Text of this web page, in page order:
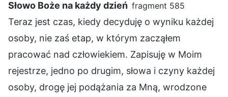
Słowo Boże na każdy dzień fragment 585
Teraz jest czas, kiedy decyduję o wyniku każdej
osoby, nie zaś etap, w którym zacząłem
pracować nad człowiekiem. Zapisuję w Moim
rejestrze, jedno po drugim, słowa i czyny każdej
osoby, drogę jej podążania za Mną, wrodzone